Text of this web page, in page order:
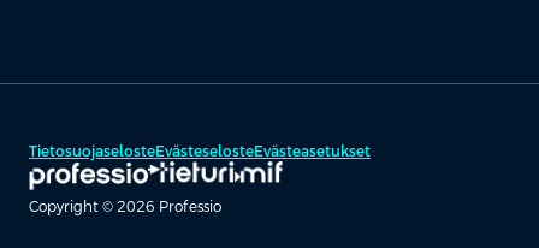
TietosuojaselosteEvästeselosteEvästeasetukset
Copyright © 2026 Professio